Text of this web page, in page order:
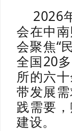
2026
会在中
会聚焦“
全国20
所的六
带发展
践需要
建设。